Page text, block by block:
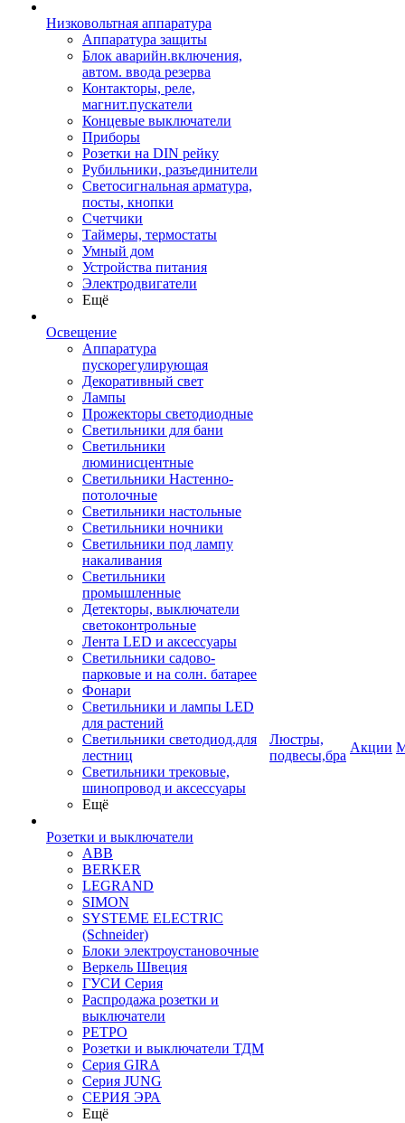
Низковольтная аппаратура
Аппаратура защиты
Блок аварийн.включения,
автом. ввода резерва
Контакторы, реле,
магнит.пускатели
Концевые выключатели
Приборы
Розетки на DIN рейку
Рубильники, разъединители
Светосигнальная арматура,
посты, кнопки
Счетчики
Таймеры, термостаты
Умный дом
Устройства питания
Электродвигатели
Ещё
Освещение
Аппаратура
пускорегулирующая
Декоративный свет
Лампы
Прожекторы светодиодные
Светильники для бани
Светильники
люминисцентные
Светильники Настенно-
потолочные
Светильники настольные
Светильники ночники
Светильники под лампу
накаливания
Светильники
промышленные
Детекторы, выключатели
светоконтрольные
Лента LED и аксессуары
Светильники садово-
парковые и на солн. батарее
Фонари
Светильники и лампы LED
для растений
Светильники светодиод.для
лестниц
Светильники трековые,
шинопровод и аксессуары
Ещё
Розетки и выключатели
ABB
BERKER
LEGRAND
SIMON
SYSTEME ELECTRIC
(Schneider)
Блоки электроустановочные
Веркель Швеция
ГУСИ Серия
Распродажа розетки и
выключатели
РЕТРО
Розетки и выключатели ТДМ
Серия GIRA
Серия JUNG
СЕРИЯ ЭРА
Ещё
Люстры,
подвесы,бра
Акции